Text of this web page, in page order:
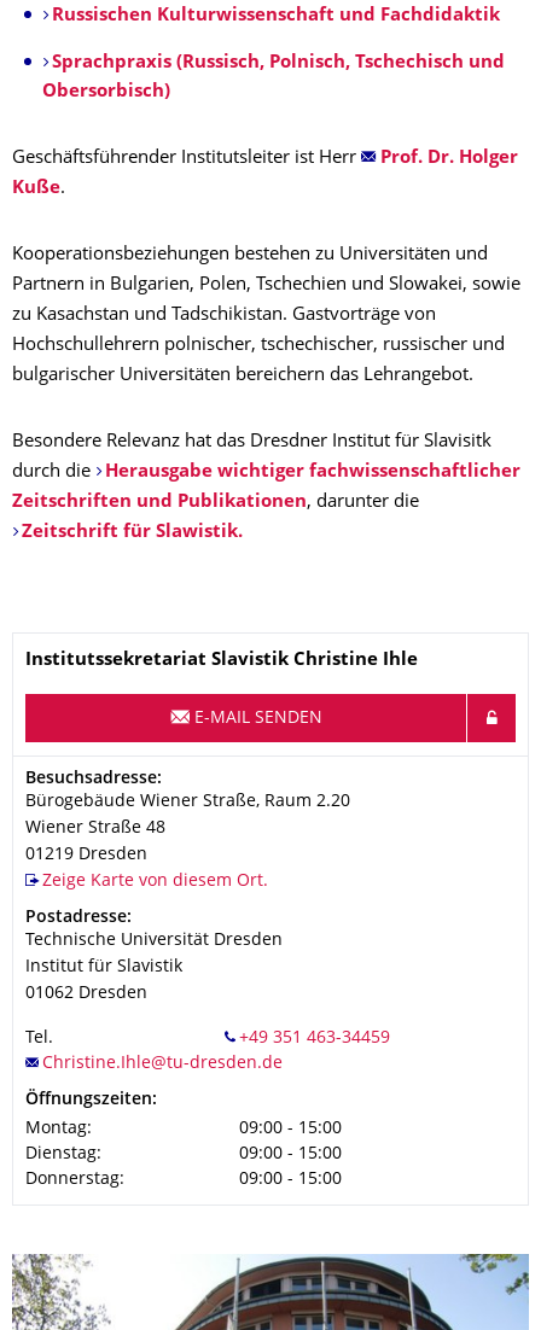
Russischen Kulturwissenschaft und Fachdidaktik
Sprachpraxis (Russisch, Polnisch, Tschechisch und
Obersorbisch)
Geschäftsführender Institutsleiter ist Herr
Prof. Dr. Holger
Kuße.
Kooperationsbeziehungen bestehen zu Universitäten und
Partnern in Bulgarien, Polen, Tschechien und Slowakei, sowie
zu Kasachstan und Tadschikistan. Gastvorträge von
Hochschullehrern polnischer, tschechischer, russischer und
bulgarischer Universitäten bereichern das Lehrangebot.
Besondere Relevanz hat das Dresdner Institut für Slavisitk
durch die
Herausgabe wichtiger fachwissenschaftlicher
Zeitschriften und Publikationen, darunter die
Zeitschrift für Slawistik.
Name
Institutssekretariat Slavistik Christine Ihle
E-MAIL SENDEN
Adresse
Besuchsadresse:
Bürogebäude Wiener Straße, Raum 2.20
Wiener Straße 48
01219 Dresden
Zeige Karte von diesem Ort.
Adresse
Postadresse:
Technische Universität Dresden
Institut für Slavistik
01062 Dresden
Tel.
Öffnungszeiten:
Montag:
09:00 - 15:00
Dienstag:
09:00 - 15:00
Donnerstag:
09:00 - 15:00